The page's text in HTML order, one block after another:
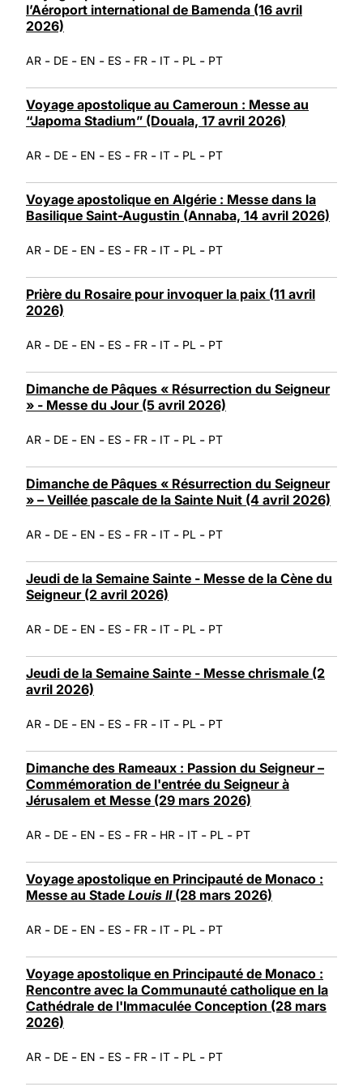
l’Aéroport international de Bamenda (16 avril
2026)
AR - DE - EN - ES - FR - IT - PL - PT
Voyage apostolique au Cameroun : Messe au
“Japoma Stadium” (Douala, 17 avril 2026)
AR - DE - EN - ES - FR - IT - PL - PT
Voyage apostolique en Algérie : Messe dans la
Basilique Saint-Augustin (Annaba, 14 avril 2026)
AR - DE - EN - ES - FR - IT - PL - PT
Prière du Rosaire pour invoquer la paix (11 avril
2026)
AR - DE - EN - ES - FR - IT - PL - PT
Dimanche de Pâques « Résurrection du Seigneur
» - Messe du Jour (5 avril 2026)
AR - DE - EN - ES - FR - IT - PL - PT
Dimanche de Pâques « Résurrection du Seigneur
» – Veillée pascale de la Sainte Nuit (4 avril 2026)
AR - DE - EN - ES - FR - IT - PL - PT
Jeudi de la Semaine Sainte - Messe de la Cène du
Seigneur (2 avril 2026)
AR - DE - EN - ES - FR - IT - PL - PT
Jeudi de la Semaine Sainte - Messe chrismale (2
avril 2026)
AR - DE - EN - ES - FR - IT - PL - PT
Dimanche des Rameaux : Passion du Seigneur –
Commémoration de l'entrée du Seigneur à
Jérusalem et Messe (29 mars 2026)
AR - DE - EN - ES - FR - HR - IT - PL - PT
Voyage apostolique en Principauté de Monaco :
Messe au Stade Louis II(28 mars 2026)
AR - DE - EN - ES - FR - IT - PL - PT
Voyage apostolique en Principauté de Monaco :
Rencontre avec la Communauté catholique en la
Cathédrale de l'Immaculée Conception (28 mars
2026)
AR - DE - EN - ES - FR - IT - PL - PT